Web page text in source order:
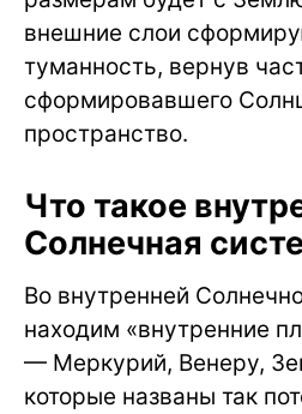
внешние слои
туманность, вернув
сформировавшего
пространство.
Что такое
Солнечная
Во внутренней
находим «внутренние
— Меркурий, Венеру,
которые названы так